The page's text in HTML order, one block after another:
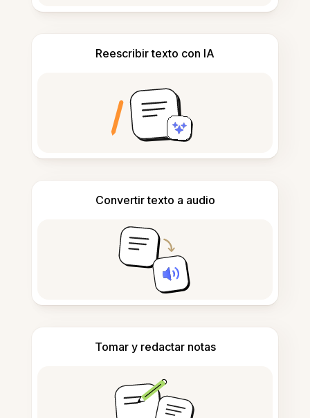
Reescribir texto con IA
Convertir texto a audio
Tomar y redactar notas